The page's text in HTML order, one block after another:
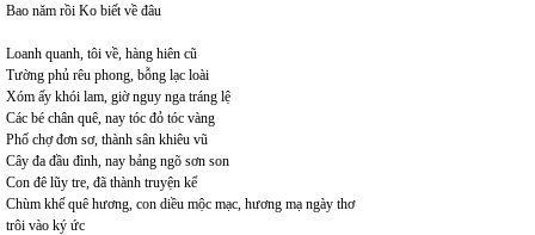
Bao năm rồi Ko biết về đâu
Loanh quanh, tôi về, hàng hiên cũ
Tường phủ rêu phong, bỗng lạc loài
Xóm ấy khói lam, giờ nguy nga tráng lệ
Các bé chân quê, nay tóc đỏ tóc vàng
Phố chợ đơn sơ, thành sân khiêu vũ
Cây đa đầu đình, nay bảng ngõ sơn son
Con đê lũy tre, đã thành truyện kể
Chùm khế quê hương, con diều mộc mạc, hương mạ ngày thơ
trôi vào ký ức